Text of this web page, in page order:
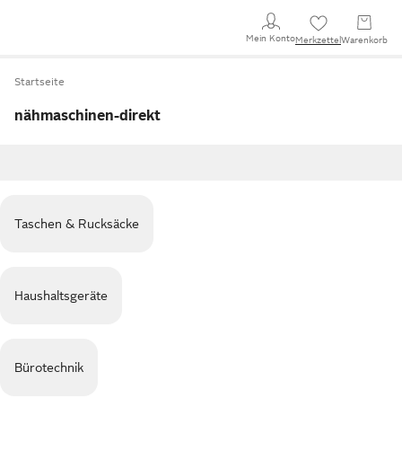
Mein KontoMerkzettel Warenkorb
Startseite
nähmaschinen-direkt
Taschen & Rucksäcke
Haushaltsgeräte
Bürotechnik